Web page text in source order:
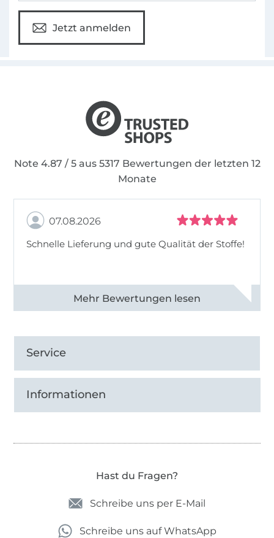
Jetzt anmelden
Note 4.87 / 5 aus 5317 Bewertungen der letzten 12
Monate
07.08.2026
Schnelle Lieferung und gute Qualität der Stoffe!
Alle 82990 Bewertungen ansehen
Service
Informationen
Hast du Fragen?
Schreibe uns per E-Mail
Schreibe uns auf WhatsApp